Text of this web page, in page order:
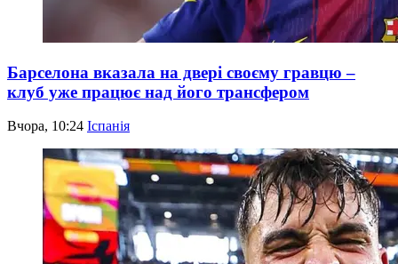
Барселона вказала на двері своєму гравцю –
клуб уже працює над його трансфером
Вчора, 10:24 Іспанія